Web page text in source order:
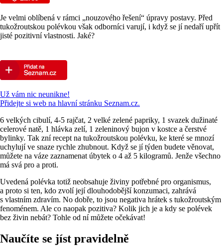
Je velmi oblíbená v rámci „nouzového řešení“ úpravy postavy. Před
tukožroutskou polévkou však odborníci varují, i když se jí nedaří upřít
jisté pozitivní vlastnosti. Jaké?
Už vám nic neunikne!
Přidejte si web na hlavní stránku Seznam.cz.
6 velkých cibulí, 4-5 rajčat, 2 velké zelené papriky, 1 svazek dužinaté
celerové natě, 1 hlávka zelí, 1 zeleninový bujon v kostce a čerstvé
bylinky. Tak zní recept na tukožroutskou polévku, ke které se mnozí
uchylují ve snaze rychle zhubnout. Když se jí týden budete věnovat,
můžete na váze zaznamenat úbytek o 4 až 5 kilogramů. Jenže všechno
má svá pro a proti.
Uvedená polévka totiž neobsahuje živiny potřebné pro organismus,
a proto si ten, kdo zvolí její dlouhodobější konzumaci, zahrává
s vlastním zdravím. No dobře, to jsou negativa hrátek s tukožroutským
fenoménem. Ale co naopak pozitiva? Kolik jich je a kdy se polévek
bez živin nebát? Tohle od ní můžete očekávat!
Naučíte se jíst pravidelně